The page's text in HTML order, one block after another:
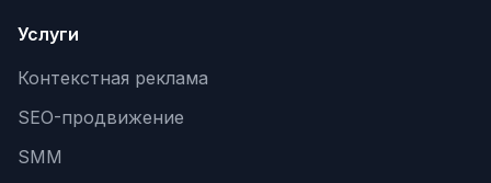
Услуги
Контекстная реклама
SEO-продвижение
SMM